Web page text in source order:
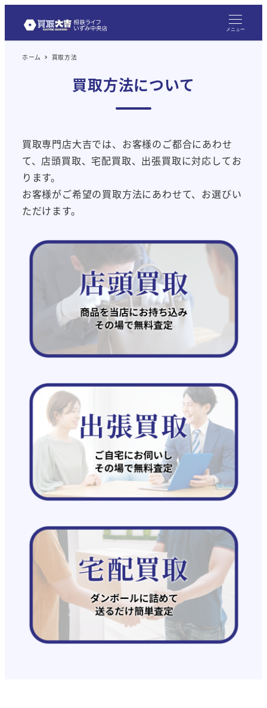
メニュー
ホーム 買取方法
買取方法について
買取専門店大吉では、お客様のご都合にあわせ
て、店頭買取、宅配買取、出張買取に対応してお
ります。
お客様がご希望の買取方法にあわせて、お選びい
ただけます。